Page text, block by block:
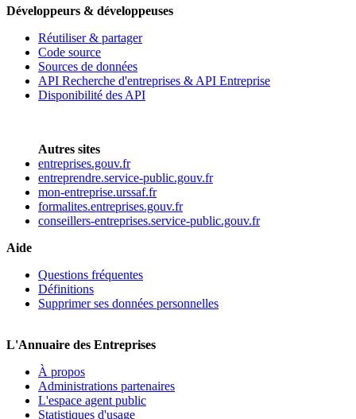
Développeurs & développeuses
Réutiliser & partager
Code source
Sources de données
API Recherche d'entreprises & API Entreprise
Disponibilité des API
Autres sites
entreprises.gouv.fr
entreprendre.service-public.gouv.fr
mon-entreprise.urssaf.fr
formalites.entreprises.gouv.fr
conseillers-entreprises.service-public.gouv.fr
Aide
Questions fréquentes
Définitions
Supprimer ses données personnelles
L'Annuaire des Entreprises
À propos
Administrations partenaires
L'espace agent public
Statistiques d'usage